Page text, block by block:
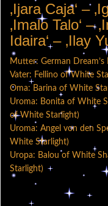
‚Ijara Caja‘ –
‚Imalo Talo‘ –
Idaira‘ – ‚Ilay
Mutter: German Dream’s
Vater: Fellino of White
Oma: Barina of White
Uroma: Bonita of White
of White Starlight)
Uroma: Angel von den
White Starlight)
Uropa: Balou of White
Starlight)